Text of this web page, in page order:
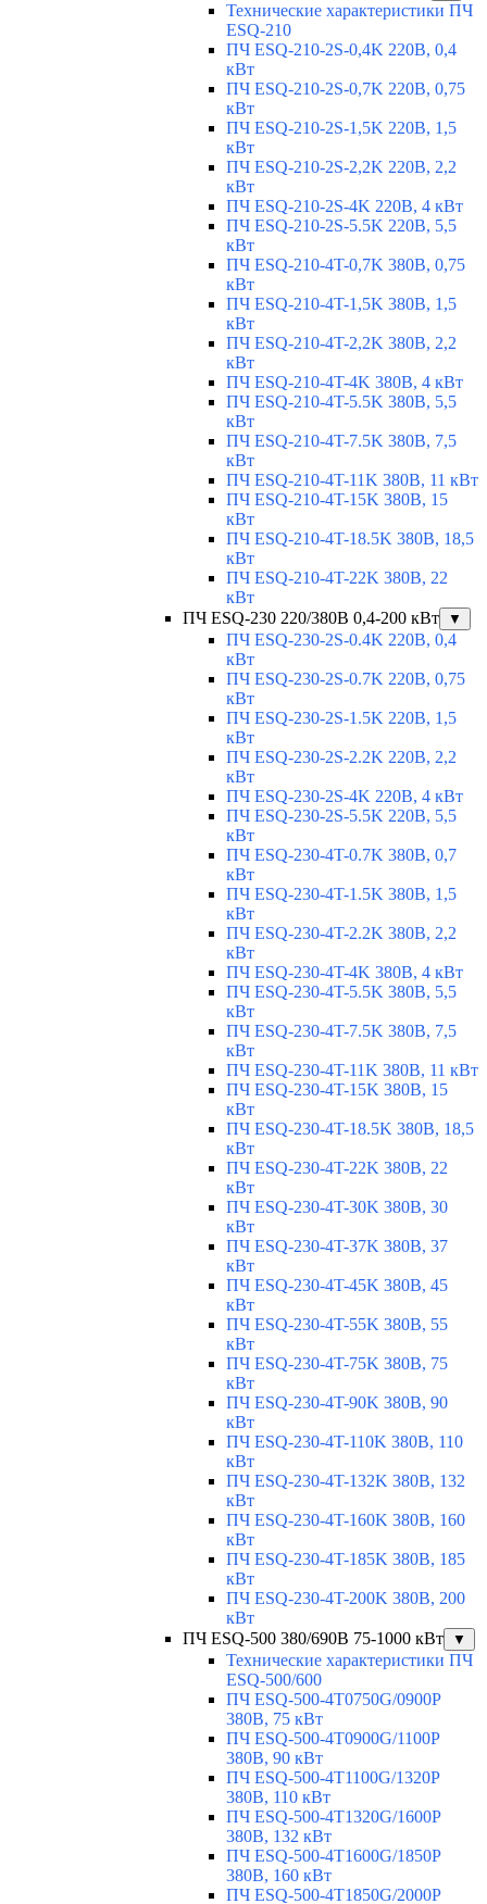
Технические характеристики ПЧ
ESQ-210
ПЧ ESQ-210-2S-0,4K 220В, 0,4
кВт
ПЧ ESQ-210-2S-0,7K 220В, 0,75
кВт
ПЧ ESQ-210-2S-1,5K 220В, 1,5
кВт
ПЧ ESQ-210-2S-2,2K 220В, 2,2
кВт
ПЧ ESQ-210-2S-4K 220В, 4 кВт
ПЧ ESQ-210-2S-5.5K 220В, 5,5
кВт
ПЧ ESQ-210-4T-0,7K 380В, 0,75
кВт
ПЧ ESQ-210-4T-1,5K 380В, 1,5
кВт
ПЧ ESQ-210-4T-2,2K 380В, 2,2
кВт
ПЧ ESQ-210-4T-4K 380В, 4 кВт
ПЧ ESQ-210-4T-5.5K 380В, 5,5
кВт
ПЧ ESQ-210-4T-7.5K 380В, 7,5
кВт
ПЧ ESQ-210-4T-11K 380В, 11 кВт
ПЧ ESQ-210-4T-15K 380В, 15
кВт
ПЧ ESQ-210-4T-18.5K 380В, 18,5
кВт
ПЧ ESQ-210-4T-22K 380В, 22
кВт
ПЧ ESQ-230 220/380В 0,4-200 кВт
▼
ПЧ ESQ-230-2S-0.4K 220В, 0,4
кВт
ПЧ ESQ-230-2S-0.7K 220В, 0,75
кВт
ПЧ ESQ-230-2S-1.5K 220В, 1,5
кВт
ПЧ ESQ-230-2S-2.2K 220В, 2,2
кВт
ПЧ ESQ-230-2S-4K 220В, 4 кВт
ПЧ ESQ-230-2S-5.5K 220В, 5,5
кВт
ПЧ ESQ-230-4T-0.7K 380В, 0,7
кВт
ПЧ ESQ-230-4T-1.5K 380В, 1,5
кВт
ПЧ ESQ-230-4T-2.2K 380В, 2,2
кВт
ПЧ ESQ-230-4T-4K 380В, 4 кВт
ПЧ ESQ-230-4T-5.5K 380В, 5,5
кВт
ПЧ ESQ-230-4T-7.5K 380В, 7,5
кВт
ПЧ ESQ-230-4T-11K 380В, 11 кВт
ПЧ ESQ-230-4T-15K 380В, 15
кВт
ПЧ ESQ-230-4T-18.5K 380В, 18,5
кВт
ПЧ ESQ-230-4T-22K 380В, 22
кВт
ПЧ ESQ-230-4T-30K 380В, 30
кВт
ПЧ ESQ-230-4T-37K 380В, 37
кВт
ПЧ ESQ-230-4T-45K 380В, 45
кВт
ПЧ ESQ-230-4T-55K 380В, 55
кВт
ПЧ ESQ-230-4T-75K 380В, 75
кВт
ПЧ ESQ-230-4T-90K 380В, 90
кВт
ПЧ ESQ-230-4T-110K 380В, 110
кВт
ПЧ ESQ-230-4T-132K 380В, 132
кВт
ПЧ ESQ-230-4T-160K 380В, 160
кВт
ПЧ ESQ-230-4T-185K 380В, 185
кВт
ПЧ ESQ-230-4T-200K 380В, 200
кВт
ПЧ ESQ-500 380/690В 75-1000 кВт
▼
Технические характеристики ПЧ
ESQ-500/600
ПЧ ESQ-500-4T0750G/0900P
380В, 75 кВт
ПЧ ESQ-500-4T0900G/1100P
380В, 90 кВт
ПЧ ESQ-500-4T1100G/1320P
380В, 110 кВт
ПЧ ESQ-500-4T1320G/1600P
380В, 132 кВт
ПЧ ESQ-500-4T1600G/1850P
380В, 160 кВт
ПЧ ESQ-500-4T1850G/2000P